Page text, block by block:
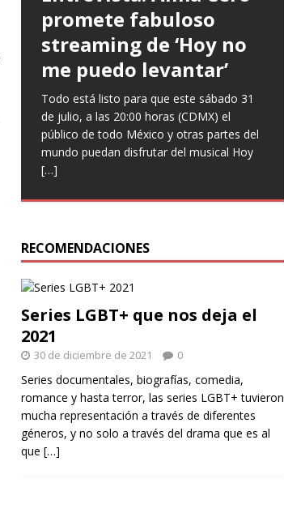
promete fabuloso
streaming de ‘Hoy no
me puedo levantar’
Todo está listo para que este sábado 31
de julio, a las 20:00 horas (CDMX) el
público de todo México y otras partes del
mundo puedan disfrutar del musical Hoy
[…]
Goto expresa que
‘Nuestro amor es arte’
en nuevo sencillo
Entrevista Divagadas por Richard Osuna
(IG: @beepbeeprichiemx)Fotografías:
Cortesía Nuestro amor es arte es el
nuevo sencillo de Paulina Goto en la
escena musical y a través del cual busca
Prometen risas con
‘Infieles’, una obra
llena de enredos
Este miércoles llega una nueva función de
la comedia teatral Infieles, historia que
promete Chapu Garza, uno de los actores
que forman parte de la obra, identificará a
hombres y
RECOMENDACIONES
Series LGBT+ que nos deja el
2021
30 de diciembre de 2021 0
Series documentales, biografías, comedia,
romance y hasta terror, las series LGBT+ tuvieron
mucha representación a través de diferentes
géneros, y no solo a través del drama que es al
que […]